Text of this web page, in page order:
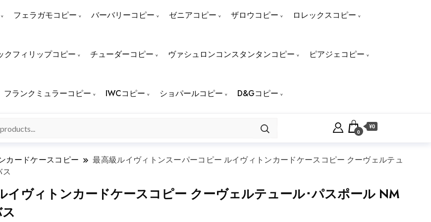
フェラガモコピー バーバリーコピー ゼニアコピー ザロウコピー ロレックスコピー
クフィリップコピー チューダーコピー ヴァシュロンコンスタンタンコピー ピアジェコピー
フランクミュラーコピー IWCコピー ショパールコピー D&Gコピー
0
¥0
カードケースコピー
最高級ルイヴィトンスーパーコピー ルイヴィトンカードケースコピー クーヴェルテュ
ス
イヴィトンカードケースコピー クーヴェルテュール･パスポール NM